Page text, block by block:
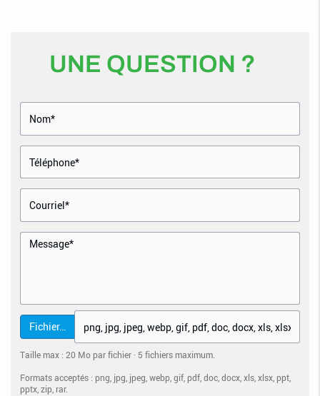
UNE QUESTION ?
Fichier…
Taille max : 20 Mo par fichier · 5 fichiers maximum.
Formats acceptés : png, jpg, jpeg, webp, gif, pdf, doc, docx, xls, xlsx, ppt,
pptx, zip, rar.